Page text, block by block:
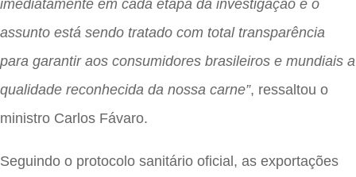
imediatamente em cada etapa da investigação e o
assunto está sendo tratado com total transparência
para garantir aos consumidores brasileiros e mundiais a
qualidade reconhecida da nossa carne”, ressaltou o
ministro Carlos Fávaro.
Seguindo o protocolo sanitário oficial, as exportações